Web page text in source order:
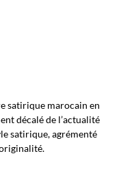
satirique marocain en
décalé de l’actualité
satirique, agrémenté